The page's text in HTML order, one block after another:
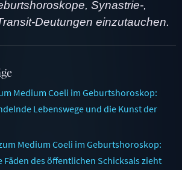
Synastrie-,
Deutungen einzutauchen.
Medium Coeli im Geburtshoroskop:
Lebenswege und die Kunst der
Medium Coeli im Geburtshoroskop:
Fäden des öffentlichen Schicksals zieht